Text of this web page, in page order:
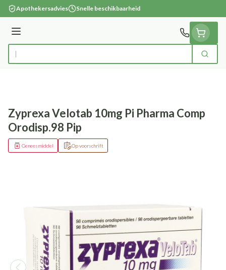
Ga naar de inhoud
Apothekersadvies Snelle beschikbaarheid
Menu
Product, merk, categorie... Zoek
Zyprexa Velotab 10mg Pi Pharma Comp
Orodisp.98 Pip
Op voorschrift
Geneesmiddel